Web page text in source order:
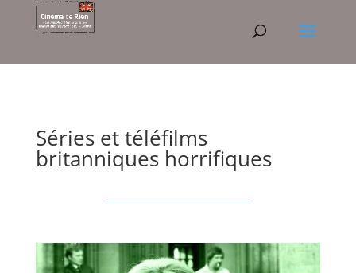
Séries et téléfilms
britanniques horrifiques